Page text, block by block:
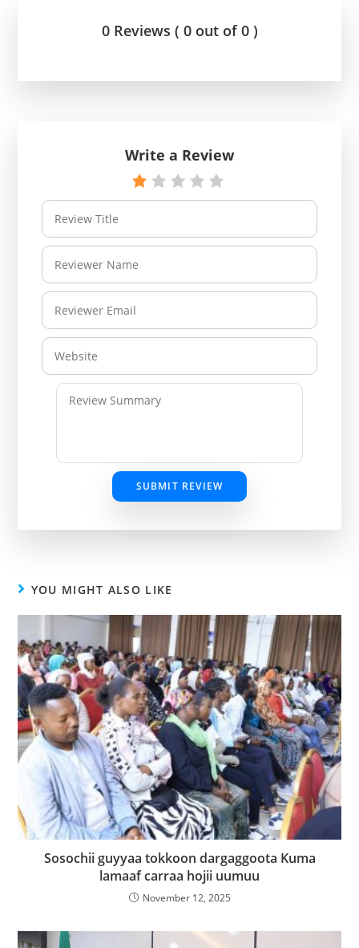
0 Reviews ( 0 out of 0 )
Write a Review
SUBMIT REVIEW
YOU MIGHT ALSO LIKE
Sosochii guyyaa tokkoon dargaggoota Kuma
lamaaf carraa hojii uumuu
November 12, 2025